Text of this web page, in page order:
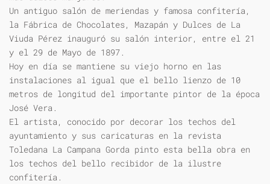
Un antiguo salón de meriendas y famosa confitería,
la Fábrica de Chocolates, Mazapán y Dulces de La
Viuda Pérez inauguró su salón interior, entre el 21
y el 29 de Mayo de 1897.
Hoy en día se mantiene su viejo horno en las
instalaciones al igual que el bello lienzo de 10
metros de longitud del importante pintor de la época
José Vera.
El artista, conocido por decorar los techos del
ayuntamiento y sus caricaturas en la revista
Toledana La Campana Gorda pinto esta bella obra en
los techos del bello recibidor de la ilustre
confitería.